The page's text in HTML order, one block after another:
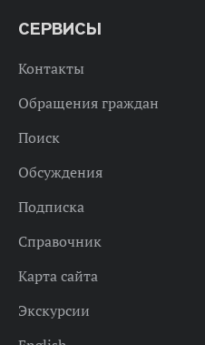
СЕРВИСЫ
Контакты
Обращения граждан
Поиск
Обсуждения
Подписка
Справочник
Карта сайта
Экскурсии